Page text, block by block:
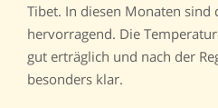
Tibet. In diesen Monaten sind
hervorragend. Die
gut erträglich und nach der
besonders klar.